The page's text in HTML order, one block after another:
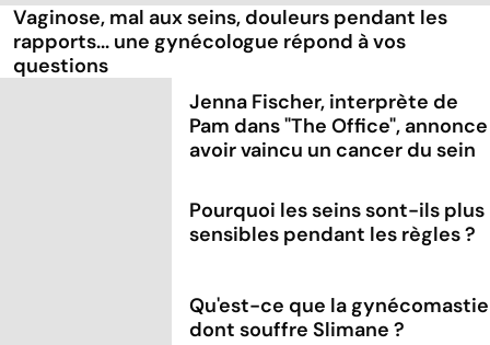
Vaginose, mal aux seins, douleurs pendant les
rapports... une gynécologue répond à vos
questions
Jenna Fischer, interprète de
Pam dans "The Office", annonce
avoir vaincu un cancer du sein
Pourquoi les seins sont-ils plus
sensibles pendant les règles ?
Qu'est-ce que la gynécomastie
dont souffre Slimane ?